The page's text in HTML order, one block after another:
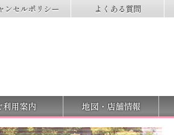
ンセルポリシー よくある質問
利用案内 地図・店舗情報